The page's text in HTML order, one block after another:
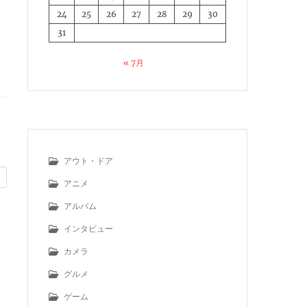
24
25 26 27 28 29
30
31
« 7月
アウト・ドア
アニメ
アルバム
インタビュー
カメラ
グルメ
ゲーム